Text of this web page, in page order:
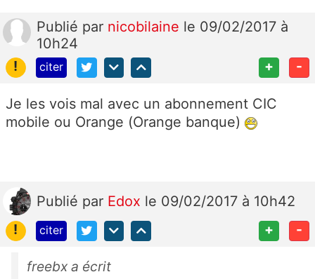
Publié par nicobilaine le 09/02/2017 à
10h24
!
citer + -
Je les vois mal avec un abonnement CIC
mobile ou Orange (Orange banque)
Publié par Edox le 09/02/2017 à 10h42
!
citer + -
freebx a écrit